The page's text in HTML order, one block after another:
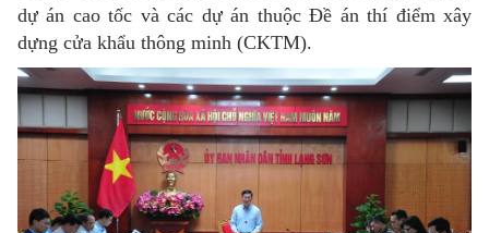
dự án cao tốc và các dự án thuộc Đề án thí điểm xây
dựng cửa khẩu thông minh (CKTM).